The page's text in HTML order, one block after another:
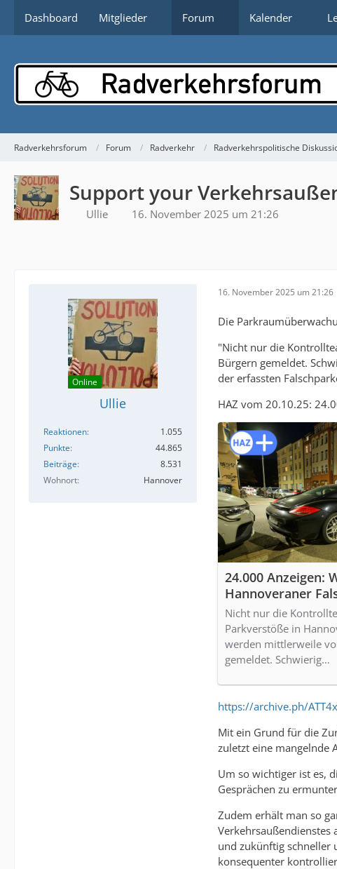
Dashboard Mitglieder Forum Kalender
Radverkehrsforum Forum Radverkehr Radverkehrspolitische
Support your
Ullie 16. November 2025 um 21:26
Online
Ullie
Reaktionen
1.055
Punkte
44.865
Beiträge
8.531
Wohnort
Hannover
16. November 2025 um 21:26
Die
"Nicht nur die
Bürgern gemeldet.
der erfassten
HAZ vom 20.10.25:
24.000 Anzeigen:
Hannoveraner
Nicht nur die
Parkverstöße in
werden mittlerweile
gemeldet. Schwierig…
https://archive.ph/
Mit ein Grund für die
zuletzt eine mangelnde
Um so wichtiger ist es,
Gesprächen zu
Zudem erhält man so
Verkehrsaußendienstes
und zukünftig schneller
konsequenter